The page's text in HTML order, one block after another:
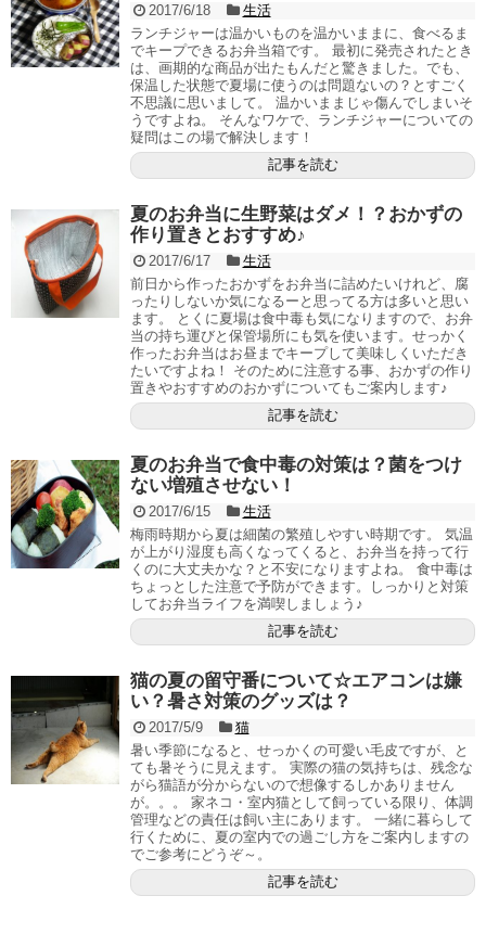
2017/6/18
生活
ランチジャーは温かいものを温かいままに、食べるま
でキープできるお弁当箱です。 最初に発売されたとき
は、画期的な商品が出たもんだと驚きました。でも、
保温した状態で夏場に使うのは問題ないの？とすごく
不思議に思いまして。 温かいままじゃ傷んでしまいそ
うですよね。 そんなワケで、ランチジャーについての
疑問はこの場で解決します！
記事を読む
夏のお弁当に生野菜はダメ！？おかずの
作り置きとおすすめ♪
2017/6/17
生活
前日から作ったおかずをお弁当に詰めたいけれど、腐
ったりしないか気になるーと思ってる方は多いと思い
ます。 とくに夏場は食中毒も気になりますので、お弁
当の持ち運びと保管場所にも気を使います。せっかく
作ったお弁当はお昼までキープして美味しくいただき
たいですよね！ そのために注意する事、おかずの作り
置きやおすすめのおかずについてもご案内します♪
記事を読む
夏のお弁当で食中毒の対策は？菌をつけ
ない増殖させない！
2017/6/15
生活
梅雨時期から夏は細菌の繁殖しやすい時期です。 気温
が上がり湿度も高くなってくると、お弁当を持って行
くのに大丈夫かな？と不安になりますよね。 食中毒は
ちょっとした注意で予防ができます。しっかりと対策
してお弁当ライフを満喫しましょう♪
記事を読む
猫の夏の留守番について☆エアコンは嫌
い？暑さ対策のグッズは？
2017/5/9
猫
暑い季節になると、せっかくの可愛い毛皮ですが、と
ても暑そうに見えます。 実際の猫の気持ちは、残念な
がら猫語が分からないので想像するしかありません
が。。。 家ネコ・室内猫として飼っている限り、体調
管理などの責任は飼い主にあります。 一緒に暮らして
行くために、夏の室内での過ごし方をご案内しますの
でご参考にどうぞ～。
記事を読む